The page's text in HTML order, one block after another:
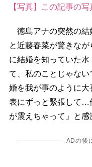
【写真】この記事の写
徳島アナの突然の結
と近藤春菜が驚きな
に結婚を知っていた
て、私のことじゃな
婚を我が事のように
表にずっと緊張して…
が震えちゃって」と感
ADの後